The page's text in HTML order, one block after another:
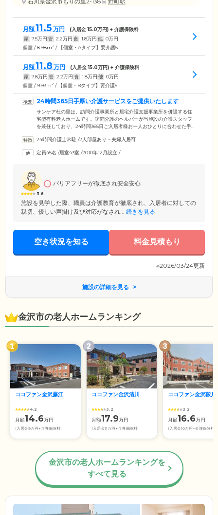
月額11.5 万円 (入居金15.0万円) + 介護保険料
家 7.5万円 管 2.2万円 食 1.8万円 他 0万円
個室 / 8.98m2 / 【個室・Aタイプ】要介護5
月額11.8 万円 (入居金15.0万円) + 介護保険料
家 7.8万円 管 2.2万円 食 1.8万円 他 0万円
個室 / 9.93m2 / 【個室・Bタイプ】要介護5
24時間365日手厚い介護サービスをご提供いたします
サンケア杜の里は、訪問介護事業所と居宅介護支援事業所を併設する住
宅型有料老人ホームです。訪問介護のヘルパーが当施設の介護スタッフ
を兼任しており、24時間365日ご入居者様お一人おひとりに合わせた手厚
に気を配っており、ホームの専属スタッフも生活のお手伝いをいたしま
は日中は看護師も常駐。ご入居者様の日常の健康管理も安心してお任せ
24時間介護士常駐 /2人部屋あり・夫婦入居可
定員45名 /居室43室 /2010年12月設立 /
3.8
バリアフリーが徹底され安全安心
施設を見学した際、職員は介護教育が徹底され、入居者に対しての
親切、優しい声掛け及び対応がなされ... 続きを見る
空き状況を知る 料金見積もり
※2026/03/24更新
施設の詳細を見る
金沢市の老人ホームランキング
ココファン金沢藤江
4.2
月額14.6万円
(入居金9万円+介護保険料)
ココファン金沢清川
3.2
月額17.9万円
(入居金11万円+介護保険料)
ココファン金沢鞍月
3.2
月額16.6万円
(入居金10万円+介護保険料)
金沢市の老人ホームランキングを
すべて見る